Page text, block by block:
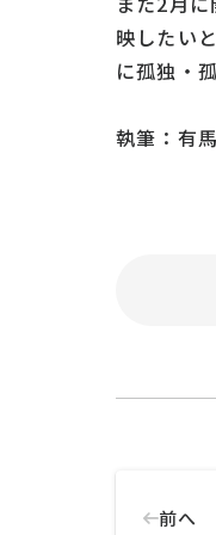
映したい
に孤独・
執筆：有
前へ